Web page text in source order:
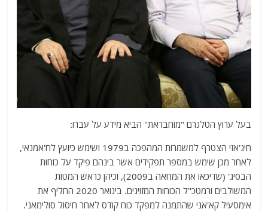
בעל ערוץ הטלגרם "מוחבראת" הביא מידע על עברו:
חיג'אזי הצטרף למשמרות המהפכה ב1979 ושימש כיועץ לח'אמנאי,
לאחר מכן שימש במספר תפקידים אשר בינהם פיקד על כוחות
הבסיג' (שדיכאו את המחאה ב2009), וכיהן כראש המטות
המשולבים ורמטכ"ל הכוחות המזוינים. בינואר 2020 החליף את
אימסעיל קא'אני שהתמנה למפקד כוח קודס לאחר חיסול סולימאני.